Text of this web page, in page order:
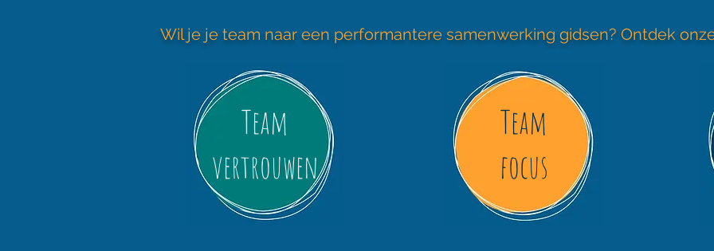
Wil je je team naar een performantere samenwerking gidsen? Ontdek
Team
vertrouwen
Team
focus